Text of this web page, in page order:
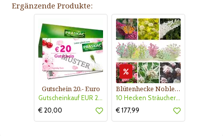
Ergänzende Produkte:
Gutschein 20.- Euro
Gutscheinkauf EUR 20.-
€ 20,00
Blütenhecke Nobless-Kollektion Nr. 402
10 Hecken Sträucher - für 10 lfm Blütenhecke - Blühend März - Oktober
€ 177,99